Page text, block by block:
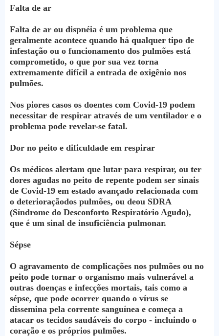
Falta de ar
Falta de ar ou dispnéia é um problema que
geralmente acontece quando há qualquer tipo de
infestação ou o funcionamento dos pulmões está
comprometido, o que por sua vez torna
extremamente difícil a entrada de oxigênio nos
pulmões.
Nos piores casos os doentes com Covid-19 podem
necessitar de respirar através de um ventilador e o
problema pode revelar-se fatal.
Dor no peito e dificuldade em respirar
Os médicos alertam que lutar para respirar, ou ter
dores agudas no peito de repente podem ser sinais
de Covid-19 em estado avançado relacionada com
o deterioraçãodos pulmões, ou deou SDRA
(Síndrome do Desconforto Respiratório Agudo),
que é um sinal de insuficiência pulmonar.
Sépse
O agravamento de complicações nos pulmões ou no
peito pode tornar o organismo mais vulnerável a
outras doenças e infecções mortais, tais como a
sépse, que pode ocorrer quando o vírus se
dissemina pela corrente sanguínea e começa a
atacar os tecidos saudáveis do corpo - incluindo o
coração e os próprios pulmões.